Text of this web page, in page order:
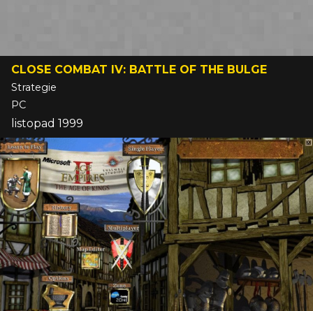
CLOSE COMBAT IV: BATTLE OF THE BULGE
Strategie
PC
listopad 1999